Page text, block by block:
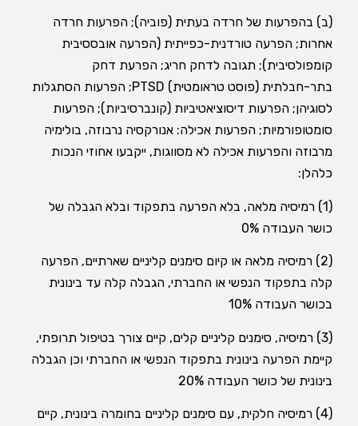
(ב) בהפרעות של חרדה בעתית (פוביה); הפרעות חרדה
אחרות; הפרעה טורדנית-כפייתית (הפרעה אובססיבית
קומפולסיבית); תגובה לדחק חריג; הפרעת דחק
בתר-חבלתית (פוסט טראומטית) PTSD; הפרעות הסתגלות
לסוגיהן; הפרעות דיסוציאטיביות (קונברסיביות); הפרעות
סומטופורמיות; הפרעות אכילה: אנורקסיה נרבוזה, בולימיה
מרבוזה והפרעות אכילה לא מסווגות, ייקבעו אחוזי הנכות
כלהלן:
(1) רמיסיה מלאה, בלא הפרעה בתפקוד ובלא הגבלה של
כושר העבודה 0%
(2) רמיסיה מלאה או קיום סימנים קליניים שארתיים, הפרעה
קלה בתפקוד הנפשי או החברתי, הגבלה קלה עד בינונית
בכושר העבודה 10%
(3) רמיסיה, סימנים קליניים קלים, קיים צורך בטיפול תרופתי,
קיימת הפרעה בינונית בתפקוד הנפשי או החברתי וכן הגבלה
בינונית של כושר העבודה 20%
(4) רמיסיה חלקית, עם סימנים קליניים בחומרה בינונית, קיים